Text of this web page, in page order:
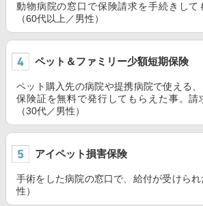
動物病院の窓口で保険請求を手続きして
（60代以上／男性）
ペット＆ファミリー少額短期保険
ペット購入先の病院や提携病院で使える
保険証を無料で発行してもらえた事。請
（30代／男性）
アイペット損害保険
手術をした病院の窓口で、給付が受けら
性）